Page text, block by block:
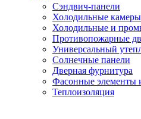
Сэндвич-панели
Холодильные камеры
Холодильные и
Противопожарные
Универсальный
Солнечные панели
Дверная фурнитура
Фасонные элементы
Теплоизоляция